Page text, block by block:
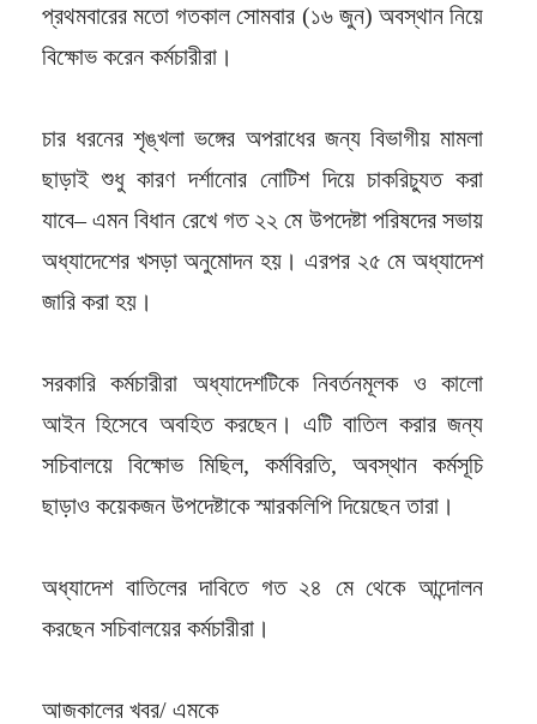
প্রথমবারের মতো গতকাল সোমবার (১৬ জুন) অবস্থান নিয়ে
বিক্ষোভ করেন কর্মচারীরা।
চার ধরনের শৃঙ্খলা ভঙ্গের অপরাধের জন্য বিভাগীয় মামলা
ছাড়াই শুধু কারণ দর্শানোর নোটিশ দিয়ে চাকরিচ্যুত করা
যাবে– এমন বিধান রেখে গত ২২ মে উপদেষ্টা পরিষদের সভায়
অধ্যাদেশের খসড়া অনুমোদন হয়। এরপর ২৫ মে অধ্যাদেশ
জারি করা হয়।
সরকারি কর্মচারীরা অধ্যাদেশটিকে নিবর্তনমূলক ও কালো
আইন হিসেবে অবহিত করছেন। এটি বাতিল করার জন্য
সচিবালয়ে বিক্ষোভ মিছিল, কর্মবিরতি, অবস্থান কর্মসূচি
ছাড়াও কয়েকজন উপদেষ্টাকে স্মারকলিপি দিয়েছেন তারা।
অধ্যাদেশ বাতিলের দাবিতে গত ২৪ মে থেকে আন্দোলন
করছেন সচিবালয়ের কর্মচারীরা।
আজকালের খবর/ এমকে